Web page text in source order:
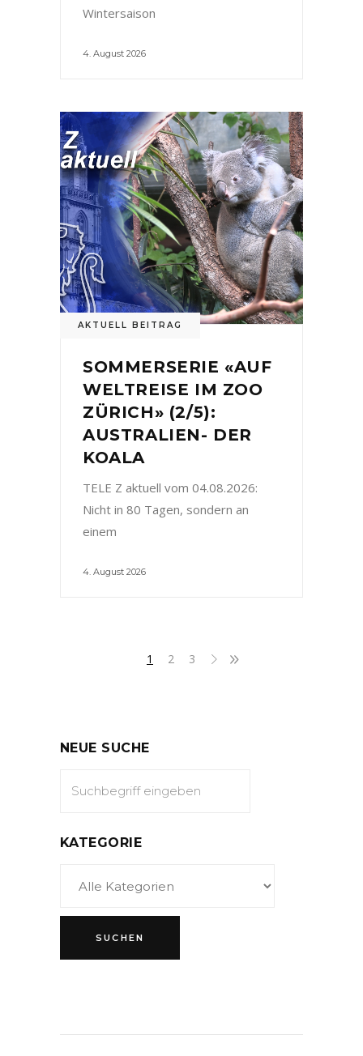
Wintersaison
4. August 2026
AKTUELL BEITRAG
SOMMERSERIE «AUF
WELTREISE IM ZOO
ZÜRICH» (2/5):
AUSTRALIEN- DER
KOALA
TELE Z aktuell vom 04.08.2026:
Nicht in 80 Tagen, sondern an
einem
4. August 2026
1 2 3
NEUE SUCHE
KATEGORIE